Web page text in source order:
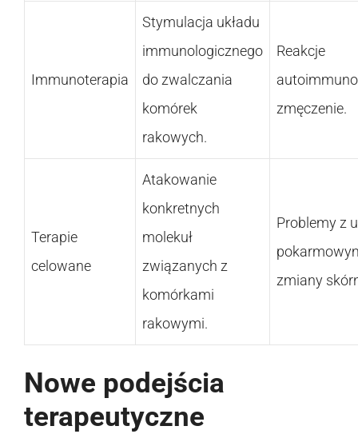
Immunoterapia
Stymulacja układu
immunologicznego
do zwalczania
komórek
rakowych.
Reakcje
zmęczenie.
Terapie
celowane
Atakowanie
konkretnych
molekuł
związanych z
komórkami
rakowymi.
Problemy z
zmiany
Nowe podejścia
terapeutyczne